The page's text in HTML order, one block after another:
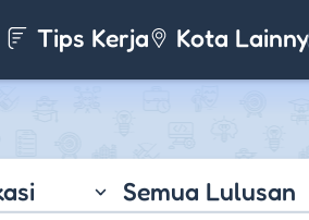
Tips Kerja Kota
Semua Lulusan